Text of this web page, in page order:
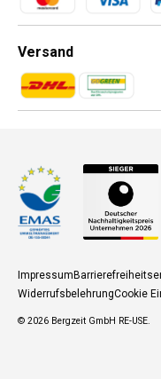
Versand
Zahlungsmethoden
Zahlungsmethoden
Impressum
WiderrufsbelehrungCookie
© 2026 Bergzeit GmbH RE-USE.